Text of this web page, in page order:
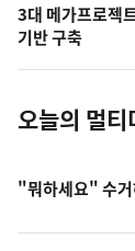
사
진
3대 메가프로젝
기반 구축
오늘의 멀티
"뭐하세요" 수거